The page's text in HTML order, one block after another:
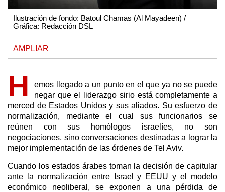
Ilustración de fondo: Batoul Chamas (Al Mayadeen) /
Gráfica: Redacción DSL
AMPLIAR
H
emos llegado a un punto en el que ya no se puede
negar que el liderazgo sirio está completamente a
merced de Estados Unidos y sus aliados. Su esfuerzo de
normalización, mediante el cual sus funcionarios se
reúnen con sus homólogos israelíes, no son
negociaciones, sino conversaciones destinadas a lograr la
mejor implementación de las órdenes de Tel Aviv.
Cuando los estados árabes toman la decisión de capitular
ante la normalización entre Israel y EEUU y el modelo
económico neoliberal, se exponen a una pérdida de